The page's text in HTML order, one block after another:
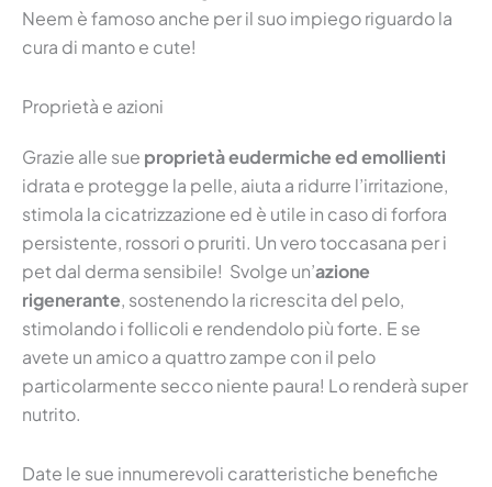
Neem è famoso anche per il suo impiego riguardo la
cura di manto e cute!
Proprietà e azioni
Grazie alle sue proprietà eudermiche ed emollienti
idrata e protegge la pelle, aiuta a ridurre l’irritazione,
stimola la cicatrizzazione ed è utile in caso di forfora
persistente, rossori o pruriti. Un vero toccasana per i
pet dal derma sensibile! Svolge un’azione
rigenerante, sostenendo la ricrescita del pelo,
stimolando i follicoli e rendendolo più forte. E se
avete un amico a quattro zampe con il pelo
particolarmente secco niente paura! Lo renderà super
nutrito.
Date le sue innumerevoli caratteristiche benefiche